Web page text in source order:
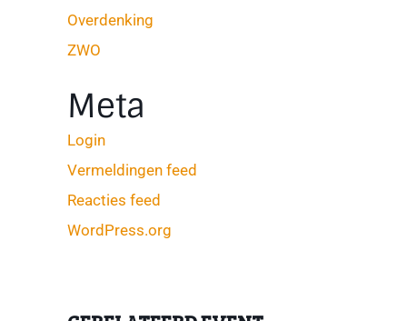
Overdenking
ZWO
Meta
Login
Vermeldingen feed
Reacties feed
WordPress.org